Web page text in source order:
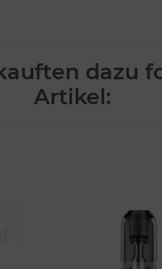
dazu
Artikel: